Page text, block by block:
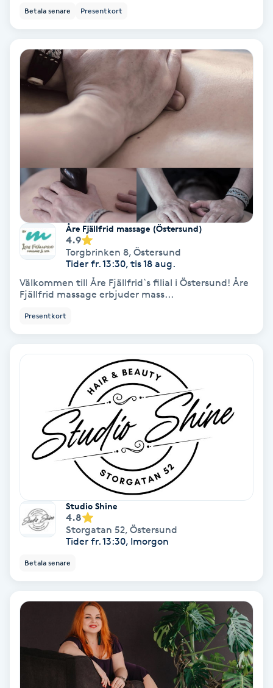
Regndroppsmassage
Reikihealing
Reiki massage
Rosacea
Rosenmetoden
Ryggmassage
Samtalsterapi
Shiatsu
Sjukgymnastik
Skinbooster
Sklerosering
Skoinlägg
Skägg
Skäggfärgning
Betala senare Presentkort
Åre Fjällfrid massage (Östersund)
4.9
Torgbrinken 8, Östersund
Tider fr. 13:30, tis 18 aug.
Välkommen till Åre Fjällfrid`s filial i Östersund! Åre
Fjällfrid massage erbjuder mass...
Presentkort
Studio Shine
4.8
Storgatan 52, Östersund
Tider fr. 13:30, Imorgon
Betala senare